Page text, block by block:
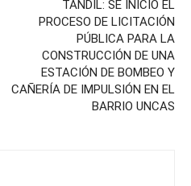
TANDIL: SE INICIÓ EL
PROCESO DE LICITACIÓN
PÚBLICA PARA LA
CONSTRUCCIÓN DE UNA
ESTACIÓN DE BOMBEO Y
CAÑERÍA DE IMPULSIÓN EN EL
BARRIO UNCAS